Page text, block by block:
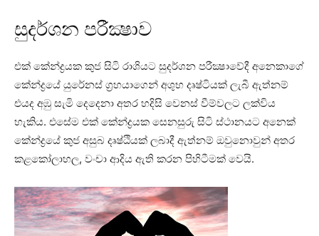
සුදර්ශන පරීක්‍ෂාව
එක්‌ කේන්ද්‍රයක කුජ සිටි රාශියට සුදර්ශන පරීක්‍ෂාවේදී අනෙකාගේ
කේන්ද්‍රයේ යුරේනස්‌ ග්‍රහයාගෙන් අශුභ දෘෂ්ටියක්‌ ලැබී ඇත්නම්
එයද අඹු සැමි දෙදෙනා අතර හදිසි වෙනස්‌ වීම්වලට ලක්‌විය
හැකිය. එසේම එක්‌ කේන්ද්‍රයක සෙනසුරු සිටි ස්‌ථානයට අනෙක්‌
කේන්ද්‍රයේ කුජ අසුබ දෘෂ්ඨියක්‌ ලබාදී ඇත්නම් ඔවුනොවුන් අතර
කළකෝලාහල, වංචා ආදිය ඇති කරන පිහිටීමක්‌ වෙයි.